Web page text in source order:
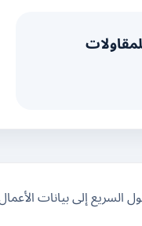
السريع إلى بيانات